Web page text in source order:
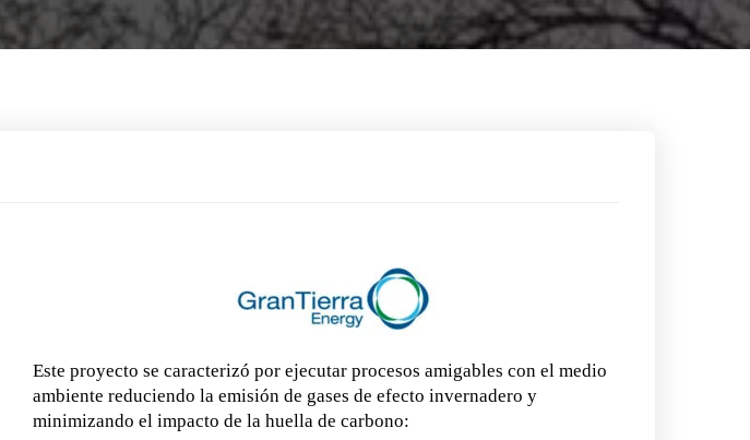
Este proyecto se caracterizó por ejecutar procesos amigables con el medio
ambiente reduciendo la emisión de gases de efecto invernadero y
minimizando el impacto de la huella de carbono: